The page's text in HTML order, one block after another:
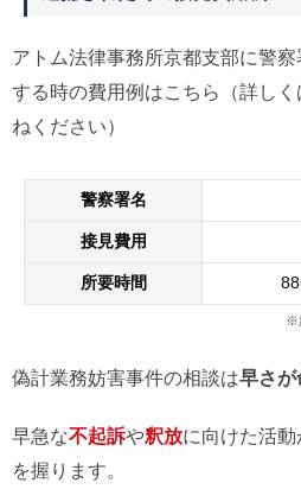
アトム法律事務所京都支部に警察
する時の費用例はこちら（詳し
ねください）
警察署名
接見費用
所要時間
※
偽計業務妨害事件の相談は早さが
早急な不起訴や釈放に向けた活
を握ります。